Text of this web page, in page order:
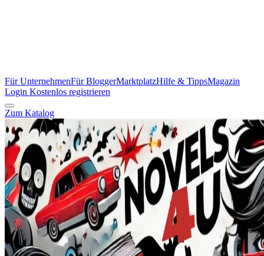
Für UnternehmenFür BloggerMarktplatzHilfe & TippsMagazin
Login Kostenlos registrieren
Zum Katalog